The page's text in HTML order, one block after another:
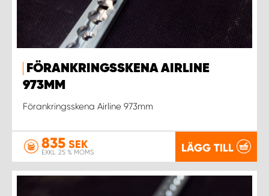
FÖRANKRINGSSKENA AIRLINE
973MM
Förankringsskena Airline 973mm
835 SEK
EXKL. 25 % MOMS LÄGG TILL